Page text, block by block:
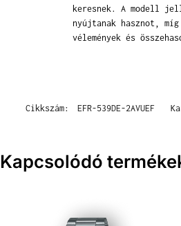
keresnek. A modell
nyújtanak hasznot, míg
vélemények és
Cikkszám: EFR-539DE-2AVUEF
Kapcsolódó